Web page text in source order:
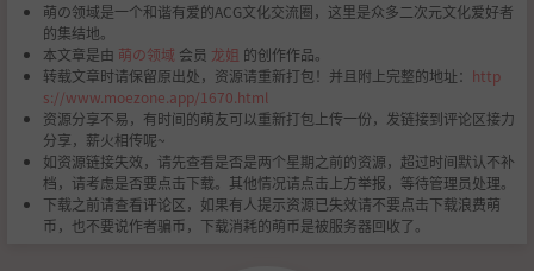
萌の领域是一个和谐有爱的ACG文化交流圈，这里是众多二次元文化爱好者
的集结地。
本文章是由 萌の领域 会员 龙姐 的创作作品。
转载文章时请保留原出处，资源请重新打包！并且附上完整的地址： http
s://www.moezone.app/1670.html
资源分享不易，有时间的萌友可以重新打包上传一份，发链接到评论区接力
分享，薪火相传呢~
如资源链接失效，请先查看是否是两个星期之前的资源，超过时间默认不补
档，请考虑是否要点击下载。其他情况请点击上方举报，等待管理员处理。
下载之前请查看评论区，如果有人提示资源已失效请不要点击下载浪费萌
币，也不要说作者骗币，下载消耗的萌币是被服务器回收了。